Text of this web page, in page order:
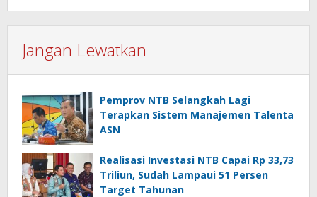
Jangan Lewatkan
Pemprov NTB Selangkah Lagi
Terapkan Sistem Manajemen Talenta
ASN
Realisasi Investasi NTB Capai Rp 33,73
Triliun, Sudah Lampaui 51 Persen
Target Tahunan